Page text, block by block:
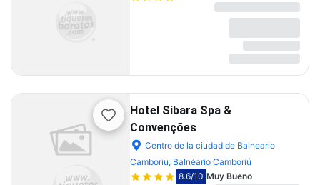
Hotel Sibara Spa &
Convenções
Centro de la ciudad de Balneario
Camboriu, Balnéario Camboriú
8.6/10 Muy Bueno